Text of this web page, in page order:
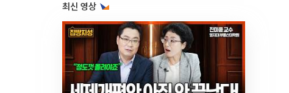
최신 영상